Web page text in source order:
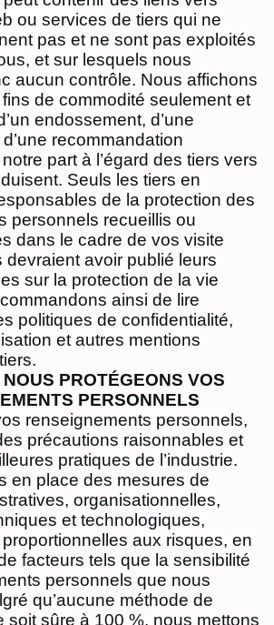
ou services de tiers qui ne
pas et ne sont pas exploités
et sur lesquels nous
aucun contrôle. Nous affichons
de commodité seulement et
endossement, d’une
recommandation
part à l’égard des tiers vers
Seuls les tiers en
de la protection des
personnels recueillis ou
dans le cadre de vos visite
devraient avoir publié leurs
sur la protection de la vie
ainsi de lire
politiques de confidentialité,
et autres mentions
PROTÉGEONS VOS
PERSONNELS
renseignements personnels,
précautions raisonnables et
pratiques de l’industrie.
en place des mesures de
organisationnelles,
et technologiques,
aux risques, en
facteurs tels que la sensibilité
personnels que nous
qu’aucune méthode de
soit sûre à 100 %, nous mettons